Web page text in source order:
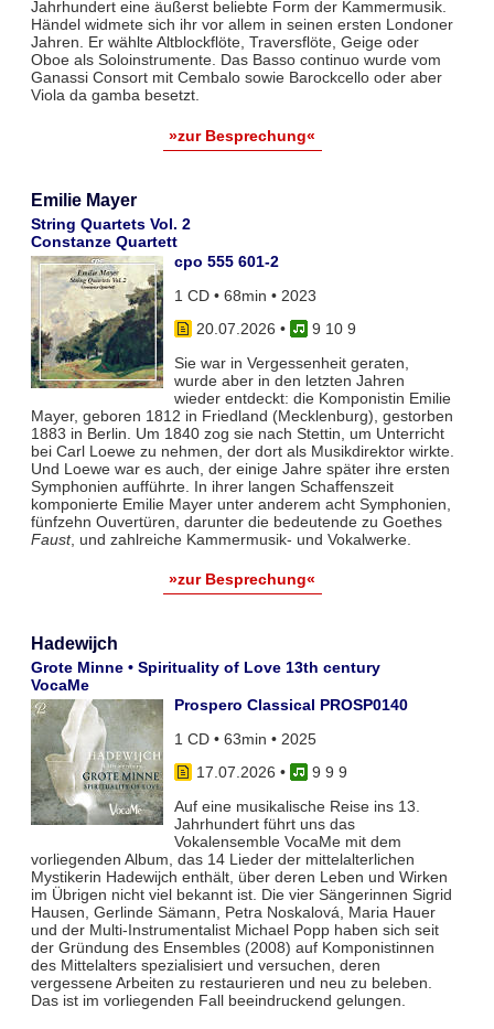
Jahrhundert eine äußerst beliebte Form der Kammermusik.
Händel widmete sich ihr vor allem in seinen ersten Londoner
Jahren. Er wählte Altblockflöte, Traversflöte, Geige oder
Oboe als Soloinstrumente. Das Basso continuo wurde vom
Ganassi Consort mit Cembalo sowie Barockcello oder aber
Viola da gamba besetzt.
»zur Besprechung«
Emilie Mayer
String Quartets Vol. 2
Constanze Quartett
cpo 555 601-2
1 CD • 68min • 2023
20.07.2026 •
9 10 9
Sie war in Vergessenheit geraten,
wurde aber in den letzten Jahren
wieder entdeckt: die Komponistin Emilie
Mayer, geboren 1812 in Friedland (Mecklenburg), gestorben
1883 in Berlin. Um 1840 zog sie nach Stettin, um Unterricht
bei Carl Loewe zu nehmen, der dort als Musikdirektor wirkte.
Und Loewe war es auch, der einige Jahre später ihre ersten
Symphonien aufführte. In ihrer langen Schaffenszeit
komponierte Emilie Mayer unter anderem acht Symphonien,
fünfzehn Ouvertüren, darunter die bedeutende zu Goethes
Faust, und zahlreiche Kammermusik- und Vokalwerke.
»zur Besprechung«
Hadewijch
Grote Minne • Spirituality of Love 13th century
VocaMe
Prospero Classical PROSP0140
1 CD • 63min • 2025
17.07.2026 •
9 9 9
Auf eine musikalische Reise ins 13.
Jahrhundert führt uns das
Vokalensemble VocaMe mit dem
vorliegenden Album, das 14 Lieder der mittelalterlichen
Mystikerin Hadewijch enthält, über deren Leben und Wirken
im Übrigen nicht viel bekannt ist. Die vier Sängerinnen Sigrid
Hausen, Gerlinde Sämann, Petra Noskalová, Maria Hauer
und der Multi-Instrumentalist Michael Popp haben sich seit
der Gründung des Ensembles (2008) auf Komponistinnen
des Mittelalters spezialisiert und versuchen, deren
vergessene Arbeiten zu restaurieren und neu zu beleben.
Das ist im vorliegenden Fall beeindruckend gelungen.